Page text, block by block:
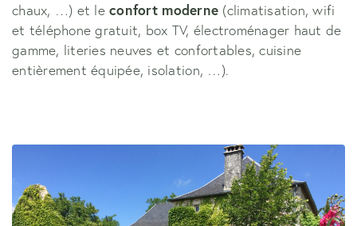
chaux, …) et leconfort moderne (climatisation, wifi
et téléphone gratuit, box TV, électroménager haut de
gamme, literies neuves et confortables, cuisine
entièrement équipée, isolation, …).